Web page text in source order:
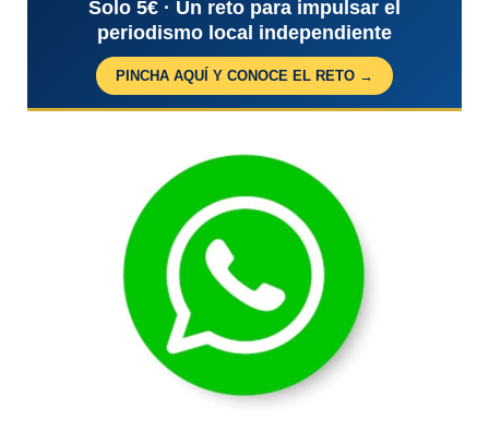
Solo 5€ · Un reto para impulsar el
periodismo local independiente
PINCHA AQUÍ Y CONOCE EL RETO →